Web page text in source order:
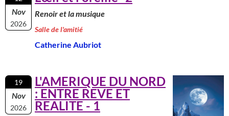
Nov
2026
Renoir et la musique
Salle de l'amitié
Catherine Aubriot
19
Nov
2026
L'AMERIQUE DU NORD
: ENTRE REVE ET
REALITE - 1